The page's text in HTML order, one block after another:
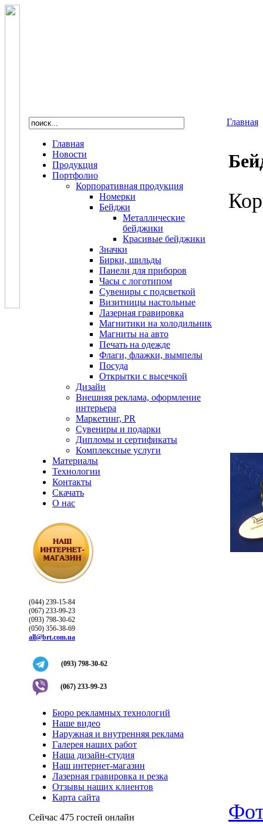
Главная
Новости
Продукция
Портфолио
Корпоративная продукция
Номерки
Бейджи
Металлические
бейджики
Красивые бейджики
Значки
Бирки, шильды
Панели для приборов
Часы с логотипом
Сувениры с подсветкой
Визитницы настольные
Лазерная гравировка
Магнитики на холодильник
Магниты на авто
Печать на одежде
Флаги, флажки, вымпелы
Посуда
Открытки с высечкой
Дизайн
Внешняя реклама, оформление
интерьера
Маркетинг, PR
Сувениры и подарки
Дипломы и сертификаты
Комплексные услуги
Материалы
Технологии
Контакты
Скачать
О нас
(044) 239-15-84
(067) 233-99-23
(093) 798-30-62
(050) 356-38-69
all@brt.com.ua
(093) 798-30-62
(067) 233-99-23
Бюро рекламных технологий
Наше видео
Наружная и внутренняя реклама
Галерея наших работ
Наша дизайн-студия
Наш интернет-магазин
Лазерная гравировка и резка
Отзывы наших клиентов
Карта сайта
Сейчас 475 гостей онлайн
Главная